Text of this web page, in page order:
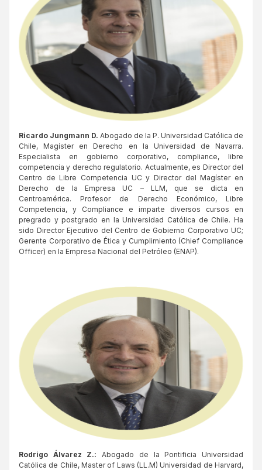
Ricardo Jungmann D. Abogado de la P. Universidad Católica de
Chile, Magíster en Derecho en la Universidad de Navarra.
Especialista en gobierno corporativo, compliance, libre
competencia y derecho regulatorio. Actualmente, es Director del
Centro de Libre Competencia UC y Director del Magíster en
Derecho de la Empresa UC – LLM, que se dicta en
Centroamérica. Profesor de Derecho Económico, Libre
Competencia, y Compliance e imparte diversos cursos en
pregrado y postgrado en la Universidad Católica de Chile. Ha
sido Director Ejecutivo del Centro de Gobierno Corporativo UC;
Gerente Corporativo de Ética y Cumplimiento (Chief Compliance
Officer) en la Empresa Nacional del Petróleo (ENAP).
Rodrigo Álvarez Z.: Abogado de la Pontificia Universidad
Católica de Chile, Master of Laws (LL.M) Universidad de Harvard,